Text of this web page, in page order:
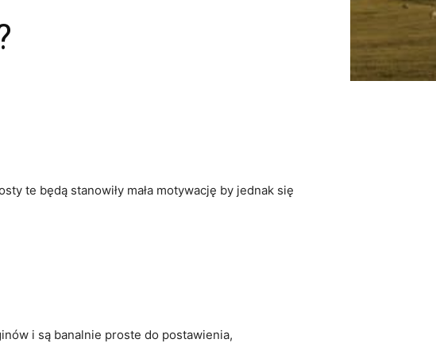
te będą stanowiły mała motywację by jednak się
i są banalnie proste do postawienia,